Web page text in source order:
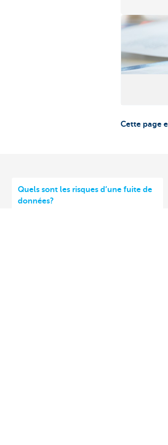
Cette page
Quels sont les risques d’une fuite de
données?